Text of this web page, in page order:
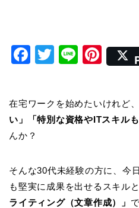
F
e
b
o
k
T
er
Li Pi
e
st
在宅ワークを始めたいけれど、
い」「特別な資格やITスキル
んか？
そんな30代未経験の方に、今
も堅実に成果を出せるスキル
ライティング（文章作成）」